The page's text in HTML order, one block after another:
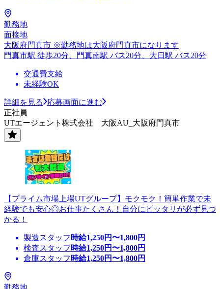
勤務地
面接地
大阪府門真市 ※勤務地は大阪府門真市になります
門真市駅 徒歩20分、門真南駅 バス20分、大日駅 バス20分
交通費支給
未経験OK
詳細を見る
応募画面に進む
正社員
UTエージェント株式会社 大阪AU_大阪府門真市
【プライム市場上場UTグループ】モクモク！簡単作業で未
経験でも安心◎お仕事たくさん！自分にピッタリが必ず見つ
かる！
製造スタッフ 時給1,250円〜1,800円
検査スタッフ 時給1,250円〜1,800円
倉庫スタッフ 時給1,250円〜1,800円
勤務地